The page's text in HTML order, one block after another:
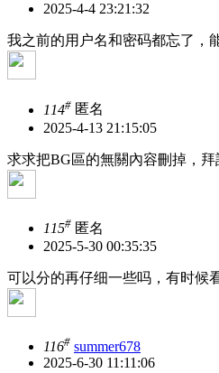
2025-4-4 23:21:32
我之前的用户名和密码都忘了，
114# 匿名
2025-4-13 21:15:05
求求把BG區的無關內容刪掉，拜
115# 匿名
2025-5-30 00:35:35
可以分的再仔细一些吗，有时候
116# summer678
2025-6-30 11:11:06